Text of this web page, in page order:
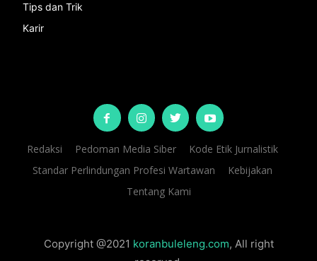
Tips dan Trik
Karir
Redaksi Pedoman Media Siber
Kode Etik Jurnalistik
Standar Perlindungan Profesi Wartawan
Kebijakan
Tentang Kami
Copyright @2021 koranbuleleng.com, All right